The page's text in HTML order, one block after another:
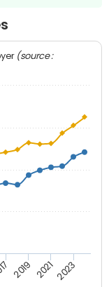
(source :
2019 2021 2023